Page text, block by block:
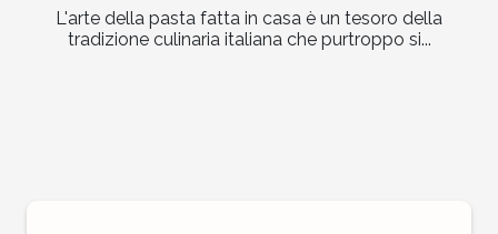
L'arte della pasta fatta in casa è un tesoro della
tradizione culinaria italiana che purtroppo si...